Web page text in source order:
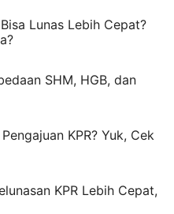
Lunas Lebih Cepat?
SHM, HGB, dan
KPR? Yuk, Cek
KPR Lebih Cepat,